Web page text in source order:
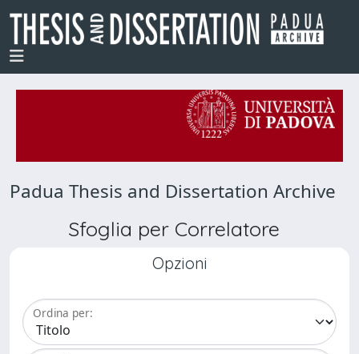
Padua Thesis and Dissertation Archive
Sfoglia per Correlatore
Opzioni
Ordina per: